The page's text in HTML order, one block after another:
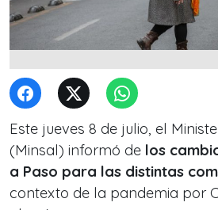
Este jueves 8 de julio, el
(Minsal) informó de los
a Paso para las distintas
contexto de la pandemia por